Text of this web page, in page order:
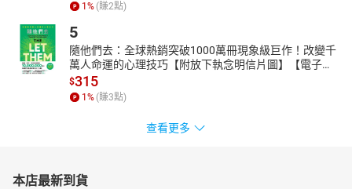
•中學生家長，引導孩子學習／共讀
1 % (賺2點)
5
隨他們去：全球熱銷突破1000萬冊現象級巨作！改變千
萬人命運的心理技巧【附放下執念明信片圖】【電子
書】
$315
1 % (賺3點)
查看更多
本店最新到貨